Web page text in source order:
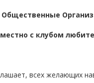
с клубом
всех желающих